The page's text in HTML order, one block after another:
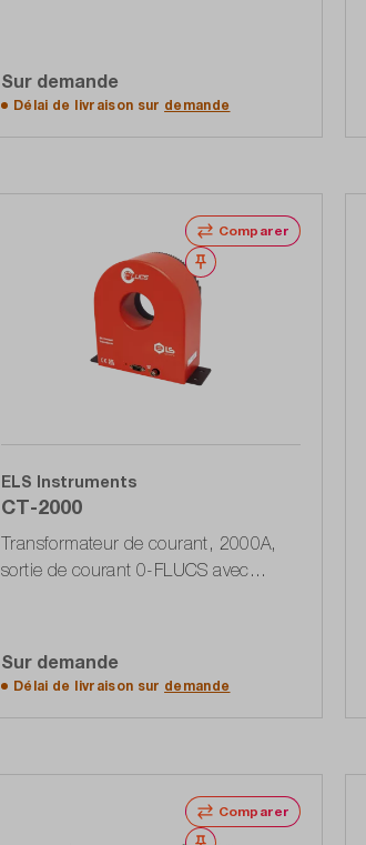
Sur demande
Délai de livraison sur demande
Comparer
Noter
ELS Instruments
CT-2000
Transformateur de courant, 2000A,
sortie de courant 0-FLUCS avec
Sur demande
Délai de livraison sur demande
Comparer